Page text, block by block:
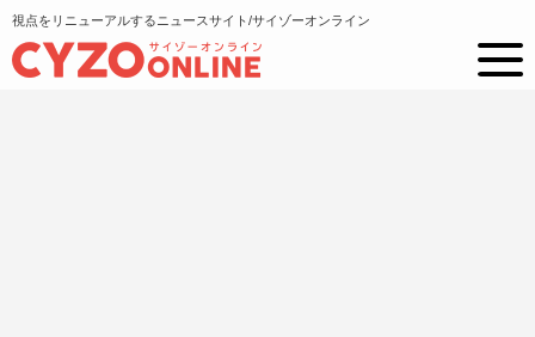
視点をリニューアルするニュースサイト/サイゾーオンライン